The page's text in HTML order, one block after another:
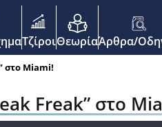
ΤζίροιΘεωρίαΆρθρα/
στο Miami!
Freak” στο